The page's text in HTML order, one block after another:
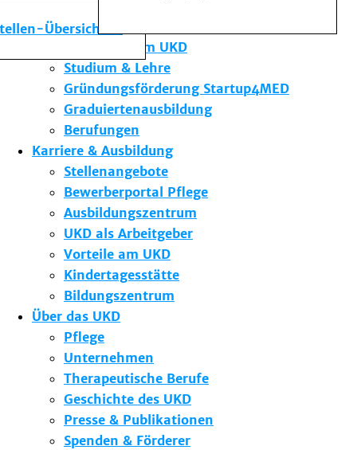
Übersicht
Die Institute des UKD
Forschung am UKD
Studium & Lehre
Gründungsförderung Startup4MED
Graduiertenausbildung
Berufungen
Karriere & Ausbildung
Stellenangebote
Bewerberportal Pflege
Ausbildungszentrum
UKD als Arbeitgeber
Vorteile am UKD
Kindertagesstätte
Bildungszentrum
Über das UKD
Pflege
Unternehmen
Therapeutische Berufe
Geschichte des UKD
Presse & Publikationen
Spenden & Förderer